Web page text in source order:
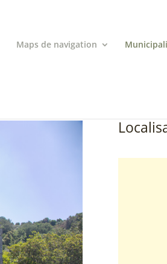
Maps de navigation